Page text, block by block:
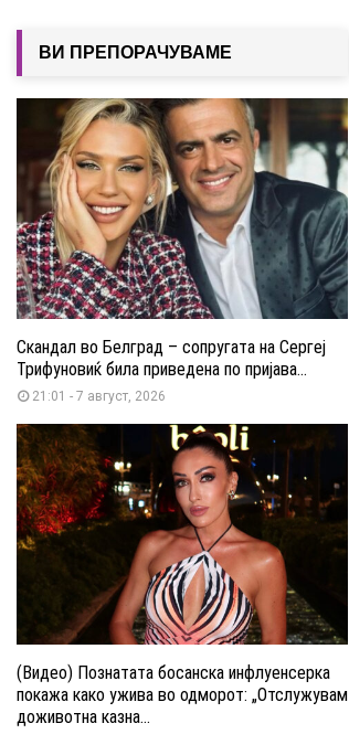
ВИ ПРЕПОРАЧУВАМЕ
Скандал во Белград – сопругата на Сергеј
Трифуновиќ била приведена по пријава...
21:01 - 7 август, 2026
(Видео) Познатата босанска инфлуенсерка
покажа како ужива во одморот: „Отслужувам
доживотна казна...